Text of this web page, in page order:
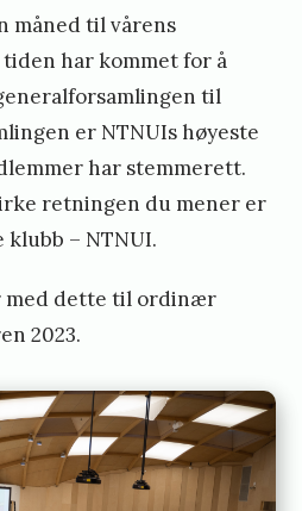
e
n
n
y
h
n
k
måned til vårens
har kommet for å
til
er NTNUIs høyeste
har stemmerett.
retningen du mener er
– NTNUI.
med dette til ordinær
2023.